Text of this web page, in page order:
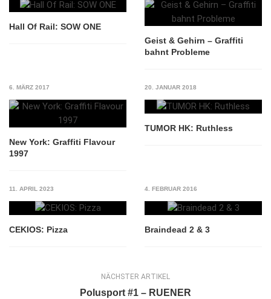
Hall Of Rail: SOW ONE
Geist & Gehirn – Graffiti
bahnt Probleme
6. MÄRZ 2017
New York: Graffiti Flavour
1997
20. JANUAR 2018
TUMOR HK: Ruthless
11. APRIL 2023
CEKIOS: Pizza
4. FEBRUAR 2016
Braindead 2 & 3
NÄCHSTER ARTIKEL
Polusport #1 – RUENER